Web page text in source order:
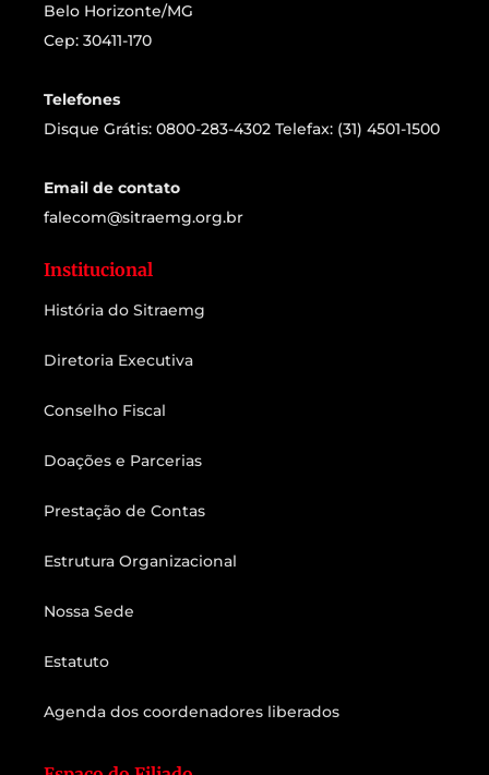
Belo Horizonte/MG
Cep: 30411-170
Telefones
Disque Grátis: 0800-283-4302 Telefax: (31) 4501-1500
Email de contato
falecom@sitraemg.org.br
Institucional
História do Sitraemg
Diretoria Executiva
Conselho Fiscal
Doações e Parcerias
Prestação de Contas
Estrutura Organizacional
Nossa Sede
Estatuto
Agenda dos coordenadores liberados